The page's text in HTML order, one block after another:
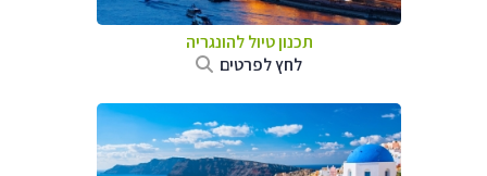
תכנון טיול להונגריה
לחץ לפרטים